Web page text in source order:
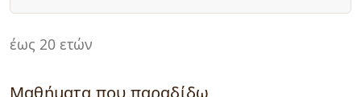
έως 20 ετών